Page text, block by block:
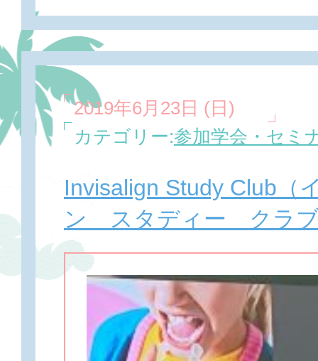
2019年6月23日 (日)
カテゴリー:参加学会・セミ
Invisalign Study Club（
ン スタディー クラブ